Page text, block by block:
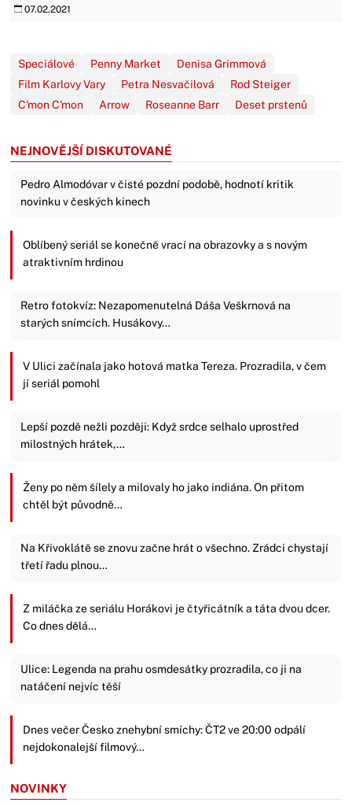
07.02.2021
Speciálové Penny Market
Denisa Grimmová
Film Karlovy Vary
Petra Nesvačilová
Rod Steiger
C'mon C'mon
Arrow Roseanne Barr Deset prstenů
NEJNOVĚJŠÍ DISKUTOVANÉ
Pedro Almodóvar v čisté pozdní podobě, hodnotí kritik
novinku v českých kinech
Oblíbený seriál se konečně vrací na obrazovky a s novým
atraktivním hrdinou
Retro fotokvíz: Nezapomenutelná Dáša Veškrnová na
starých snímcích. Husákovy…
V Ulici začínala jako hotová matka Tereza. Prozradila, v čem
jí seriál pomohl
Lepší pozdě nežli později: Když srdce selhalo uprostřed
milostných hrátek,…
Ženy po něm šílely a milovaly ho jako indiána. On přitom
chtěl být původně…
Na Křivoklátě se znovu začne hrát o všechno. Zrádci chystají
třetí řadu plnou…
Z miláčka ze seriálu Horákovi je čtyřicátník a táta dvou dcer.
Co dnes dělá…
Ulice: Legenda na prahu osmdesátky prozradila, co ji na
natáčení nejvíc těší
Dnes večer Česko znehybní smíchy: ČT2 ve 20:00 odpálí
nejdokonalejší filmový…
NOVINKY